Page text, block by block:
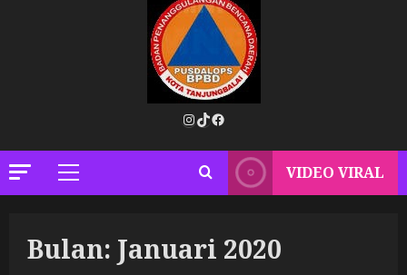
Instagram
TikTok
Facebook
Primary
VIDEO VIRAL
Bulan: Januari 2020